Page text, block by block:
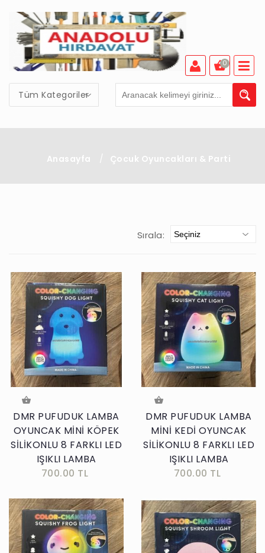
Tüm Kategoriler
0
Anasayfa / Çocuk Oyuncakları & Parti
Sırala:
DMR PUFUDUK LAMBA
OYUNCAK MİNİ KÖPEK
SİLİKONLU 8 FARKLI LED
IŞIKLI LAMBA
700.00 TL
DMR PUFUDUK LAMBA
MİNİ KEDİ OYUNCAK
SİLİKONLU 8 FARKLI LED
IŞIKLI LAMBA
700.00 TL